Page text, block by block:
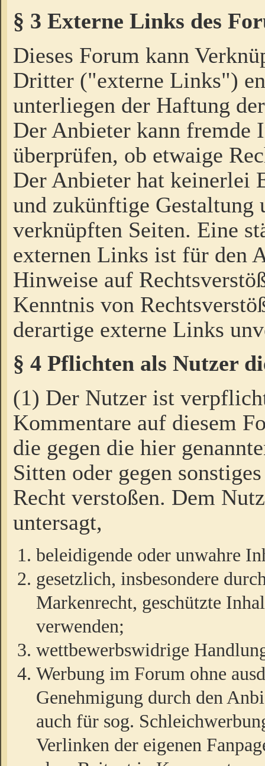
§ 3 Externe Links des
Dieses Forum kann
Dritter ("externe Links")
unterliegen der Haftung
Der Anbieter kann fremde
überprüfen, ob etwaige
Der Anbieter hat keinerlei
und zukünftige Gestaltung
verknüpften Seiten. Eine
externen Links ist für den
Hinweise auf
Kenntnis von
derartige externe Links
§ 4 Pflichten als Nutzer
(1) Der Nutzer ist
Kommentare auf diesem
die gegen die hier
Sitten oder gegen
Recht verstoßen. Dem
untersagt,
beleidigende oder unwahre
gesetzlich, insbesondere
Markenrecht, geschützte
verwenden;
wettbewerbswidrige
Werbung im Forum ohne
Genehmigung durch den
auch für sog.
Verlinken der eigenen